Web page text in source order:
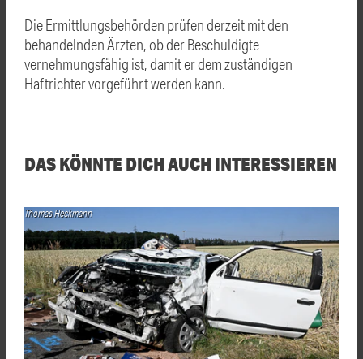
Die Ermittlungsbehörden prüfen derzeit mit den
behandelnden Ärzten, ob der Beschuldigte
vernehmungsfähig ist, damit er dem zuständigen
Haftrichter vorgeführt werden kann.
DAS KÖNNTE DICH AUCH INTERESSIEREN
Thomas Heckmann